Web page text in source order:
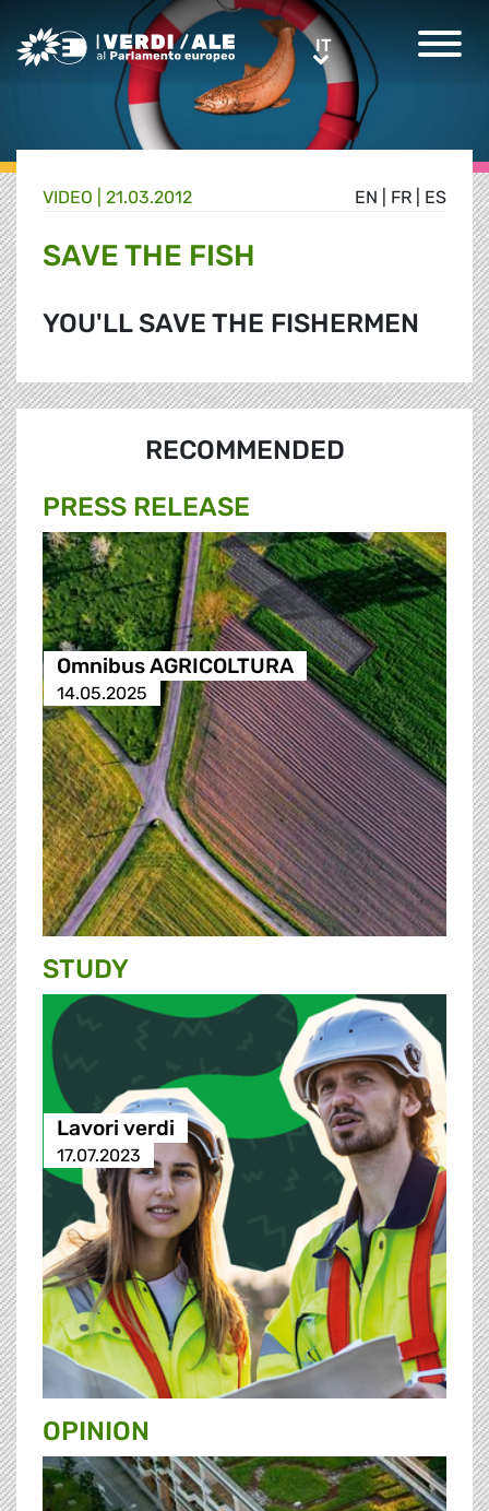
Greens/EFA Home ITIT
EN FR ES
VIDEO | 21.03.2012
SAVE THE FISH
YOU'LL SAVE THE FISHERMEN
RECOMMENDED
PRESS RELEASE
Omnibus AGRICOLTURA
14.05.2025
STUDY
Lavori verdi
17.07.2023
OPINION